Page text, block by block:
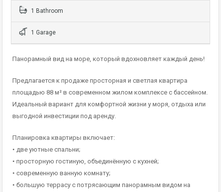
1 Bathroom
1 Garage
Панорамный вид на море, который вдохновляет каждый день!
Предлагается к продаже просторная и светлая квартира
площадью 88 м² в современном жилом комплексе с бассейном.
Идеальный вариант для комфортной жизни у моря, отдыха или
выгодной инвестиции под аренду.
Планировка квартиры включает:
• две уютные спальни;
• просторную гостиную, объединённую с кухней;
• современную ванную комнату;
• большую террасу с потрясающим панорамным видом на